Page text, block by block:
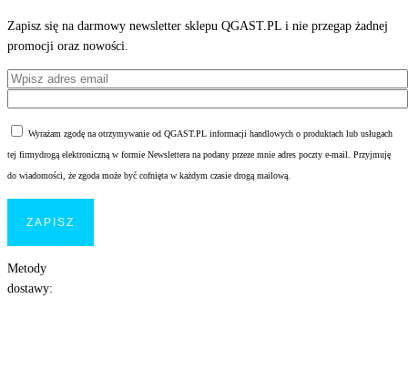
Zapisz się na darmowy newsletter sklepu QGAST.PL i nie przegap żadnej
promocji oraz nowości.
Wyrażam zgodę na otrzymywanie od QGAST.PL informacji handlowych o produktach lub usługach
tej firmydrogą elektroniczną w formie Newslettera na podany przeze mnie adres poczty e-mail. Przyjmuję
do wiadomości, że zgoda może być cofnięta w każdym czasie drogą mailową.
Metody
dostawy: